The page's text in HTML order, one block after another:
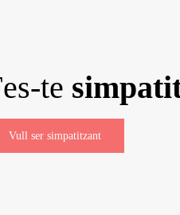
te
Vull ser simpatitzant